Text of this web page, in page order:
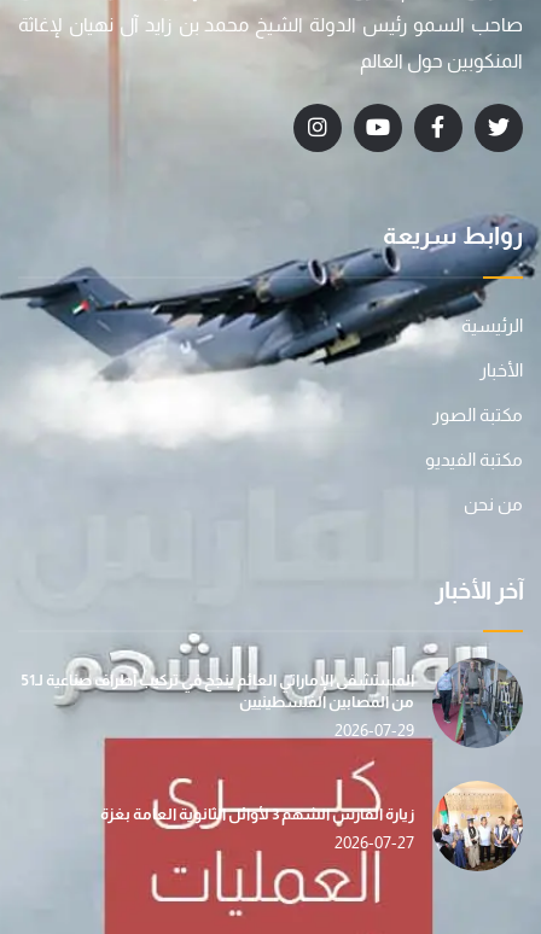
صاحب السمو رئيس الدولة الشيخ محمد بن زايد آل نهيان لإغاثة
المنكوبين حول العالم
روابط سريعة
الرئيسية
الأخبار
مكتبة الصور
مكتبة الفيديو
من نحن
آخر الأخبار
المستشفى الإماراتي العائم ينجح في تركيب أطراف صناعية لـ51
من المصابين الفلسطينيين
2026-07-29
زيارة الفارس الشهم 3 لأوائل الثانوية العامة بغزة
2026-07-27